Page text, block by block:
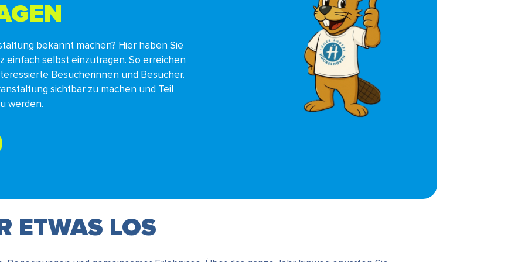
bekannt machen? Hier haben Sie
einfach selbst einzutragen. So erreichen
Besucherinnen und Besucher.
sichtbar zu machen und Teil
werden.
ETWAS LOS